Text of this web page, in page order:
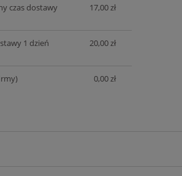
ewentualnych kosztów
czas dostawy
17,00 zł
1 dzień 20,00 zł
0,00 zł